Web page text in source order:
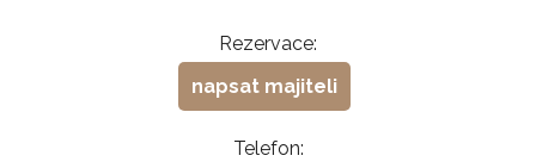
Rezervace:
napsat majiteli
Telefon: